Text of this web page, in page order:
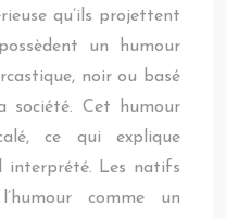
qu’ils projettent
un humour
noir ou basé
société. Cet humour
ce qui explique
interprété. Les natifs
comme un